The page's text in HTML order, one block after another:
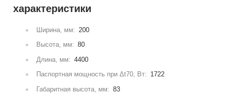
характеристики
Ширина, мм: 200
Высота, мм: 80
Длина, мм: 4400
Паспортная мощность при Δt70, Вт: 1722
Габаритная высота, мм: 83